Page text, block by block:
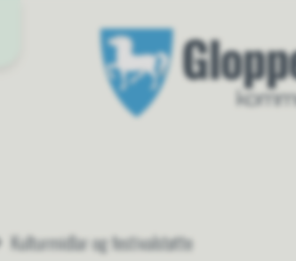
Kulturmidlar og festivalstøtte